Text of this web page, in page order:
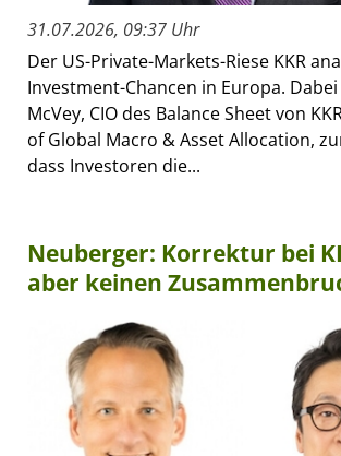
31.07.2026, 09:37 Uhr
Der US-Private-Markets-Riese KKR
Investment-Chancen in Europa.
McVey, CIO des Balance Sheet von
of Global Macro & Asset Allocation,
dass Investoren die...
Neuberger: Korrektur bei
aber keinen